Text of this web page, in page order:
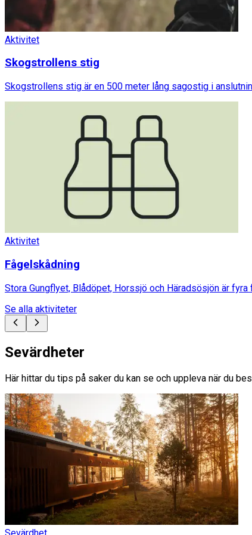
Aktivitet
Skogstrollens stig
Skogstrollens stig är en 500 meter lång sagostig i
Aktivitet
Fågelskådning
Stora Gungflyet, Blådöpet, Horssjö och Häradsösjön är
Se alla aktiviteter
Sevärdheter
Här hittar du tips på saker du kan se och uppleva när du